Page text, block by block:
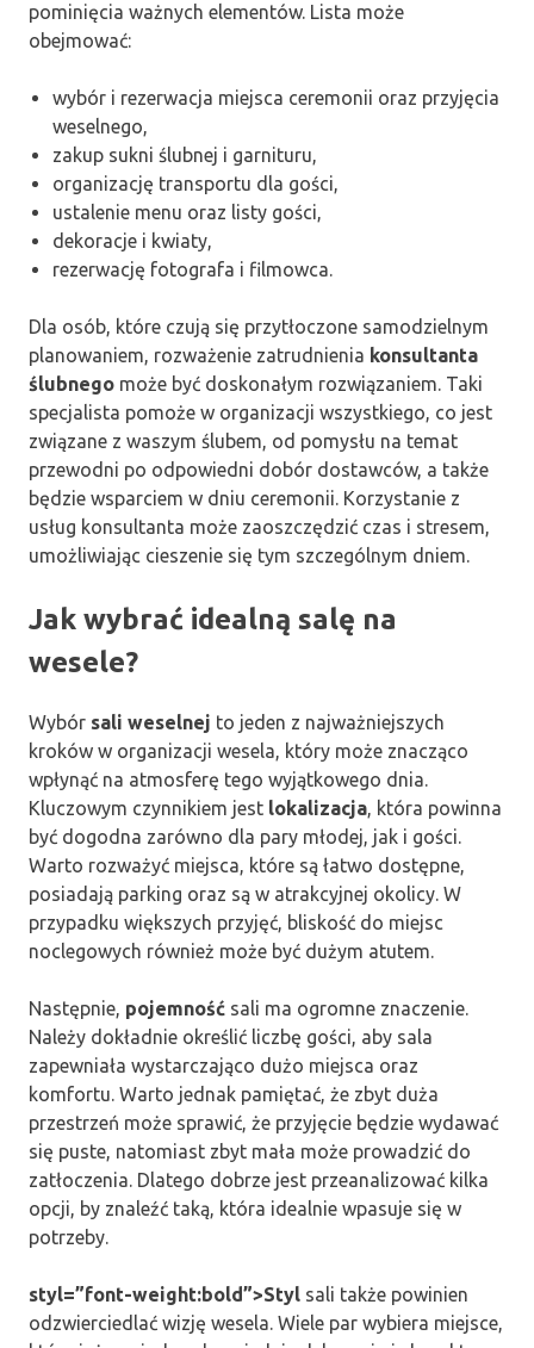
pominięcia ważnych elementów. Lista może
obejmować:
wybór i rezerwacja miejsca ceremonii oraz przyjęcia
weselnego,
zakup sukni ślubnej i garnituru,
organizację transportu dla gości,
ustalenie menu oraz listy gości,
dekoracje i kwiaty,
rezerwację fotografa i filmowca.
Dla osób, które czują się przytłoczone samodzielnym
planowaniem, rozważenie zatrudnienia konsultanta
ślubnego może być doskonałym rozwiązaniem. Taki
specjalista pomoże w organizacji wszystkiego, co jest
związane z waszym ślubem, od pomysłu na temat
przewodni po odpowiedni dobór dostawców, a także
będzie wsparciem w dniu ceremonii. Korzystanie z
usług konsultanta może zaoszczędzić czas i stresem,
umożliwiając cieszenie się tym szczególnym dniem.
Jak wybrać idealną salę na
wesele?
Wybór sali weselnej to jeden z najważniejszych
kroków w organizacji wesela, który może znacząco
wpłynąć na atmosferę tego wyjątkowego dnia.
Kluczowym czynnikiem jest lokalizacja, która powinna
być dogodna zarówno dla pary młodej, jak i gości.
Warto rozważyć miejsca, które są łatwo dostępne,
posiadają parking oraz są w atrakcyjnej okolicy. W
przypadku większych przyjęć, bliskość do miejsc
noclegowych również może być dużym atutem.
Następnie, pojemność sali ma ogromne znaczenie.
Należy dokładnie określić liczbę gości, aby sala
zapewniała wystarczająco dużo miejsca oraz
komfortu. Warto jednak pamiętać, że zbyt duża
przestrzeń może sprawić, że przyjęcie będzie wydawać
się puste, natomiast zbyt mała może prowadzić do
zatłoczenia. Dlatego dobrze jest przeanalizować kilka
opcji, by znaleźć taką, która idealnie wpasuje się w
potrzeby.
styl=”font-weight:bold”>Styl sali także powinien
odzwierciedlać wizję wesela. Wiele par wybiera miejsce,